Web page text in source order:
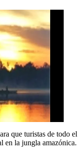
que turistas de todo el
en la jungla amazónica.